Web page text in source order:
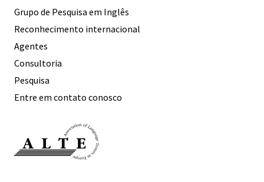
Grupo de Pesquisa em Inglês
Reconhecimento internacional
Agentes
Consultoria
Pesquisa
Entre em contato conosco